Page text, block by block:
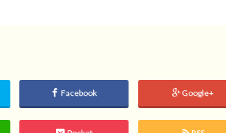
ウ
ド
で
Facebook Google+